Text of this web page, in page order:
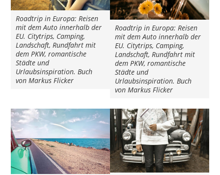
Roadtrip in Europa: Reisen
mit dem Auto innerhalb der
EU. Citytrips, Camping,
Landschaft, Rundfahrt mit
dem PKW, romantische
Städte und
Urlaubsinspiration. Buch
von Markus Flicker
Roadtrip in Europa: Reisen
mit dem Auto innerhalb der
EU. Citytrips, Camping,
Landschaft, Rundfahrt mit
dem PKW, romantische
Städte und
Urlaubsinspiration. Buch
von Markus Flicker